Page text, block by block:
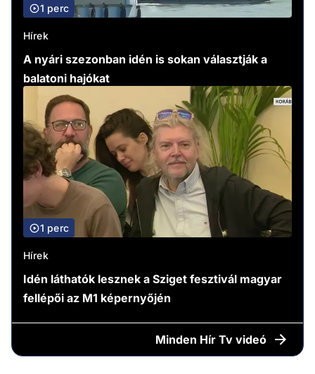
1 perc
Hírek
A nyári szezonban idén is sokan választják a
balatoni hajókat
1 perc
Hírek
Idén láthatók lesznek a Sziget fesztivál magyar
fellépői az M1 képernyőjén
Minden Hír Tv videó